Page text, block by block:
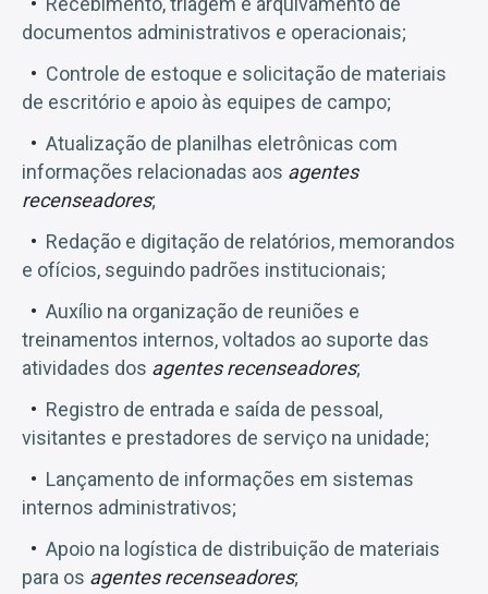
documentos administrativos e operacionais;
Controle de estoque e solicitação de materiais
de escritório e apoio às equipes de campo;
Atualização de planilhas eletrônicas com
informações relacionadas aos agentes
recenseadores;
Redação e digitação de relatórios, memorandos
e ofícios, seguindo padrões institucionais;
Auxílio na organização de reuniões e
treinamentos internos, voltados ao suporte das
atividades dos agentes recenseadores;
Registro de entrada e saída de pessoal,
visitantes e prestadores de serviço na unidade;
Lançamento de informações em sistemas
internos administrativos;
Apoio na logística de distribuição de materiais
para os agentes recenseadores;